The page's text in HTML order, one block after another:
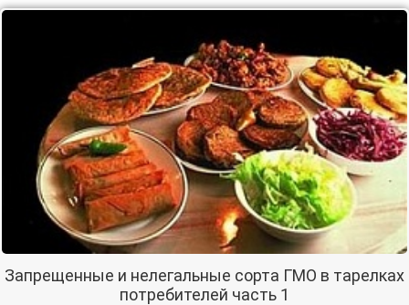
Запрещенные и нелегальные сорта ГМО в тарелках
потребителей часть 1